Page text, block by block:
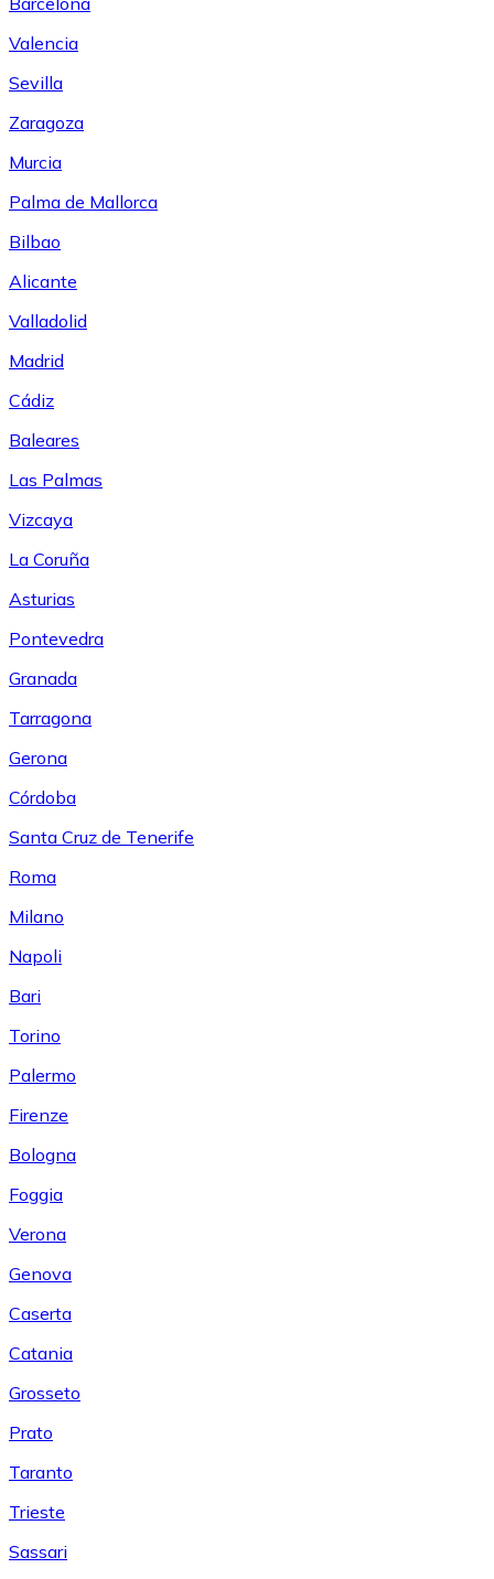
Valencia
Sevilla
Zaragoza
Murcia
Palma de Mallorca
Bilbao
Alicante
Valladolid
Madrid
Cádiz
Baleares
Las Palmas
Vizcaya
La Coruña
Asturias
Pontevedra
Granada
Tarragona
Gerona
Córdoba
Santa Cruz de Tenerife
Roma
Milano
Napoli
Bari
Torino
Palermo
Firenze
Bologna
Foggia
Verona
Genova
Caserta
Catania
Grosseto
Prato
Taranto
Trieste
Sassari